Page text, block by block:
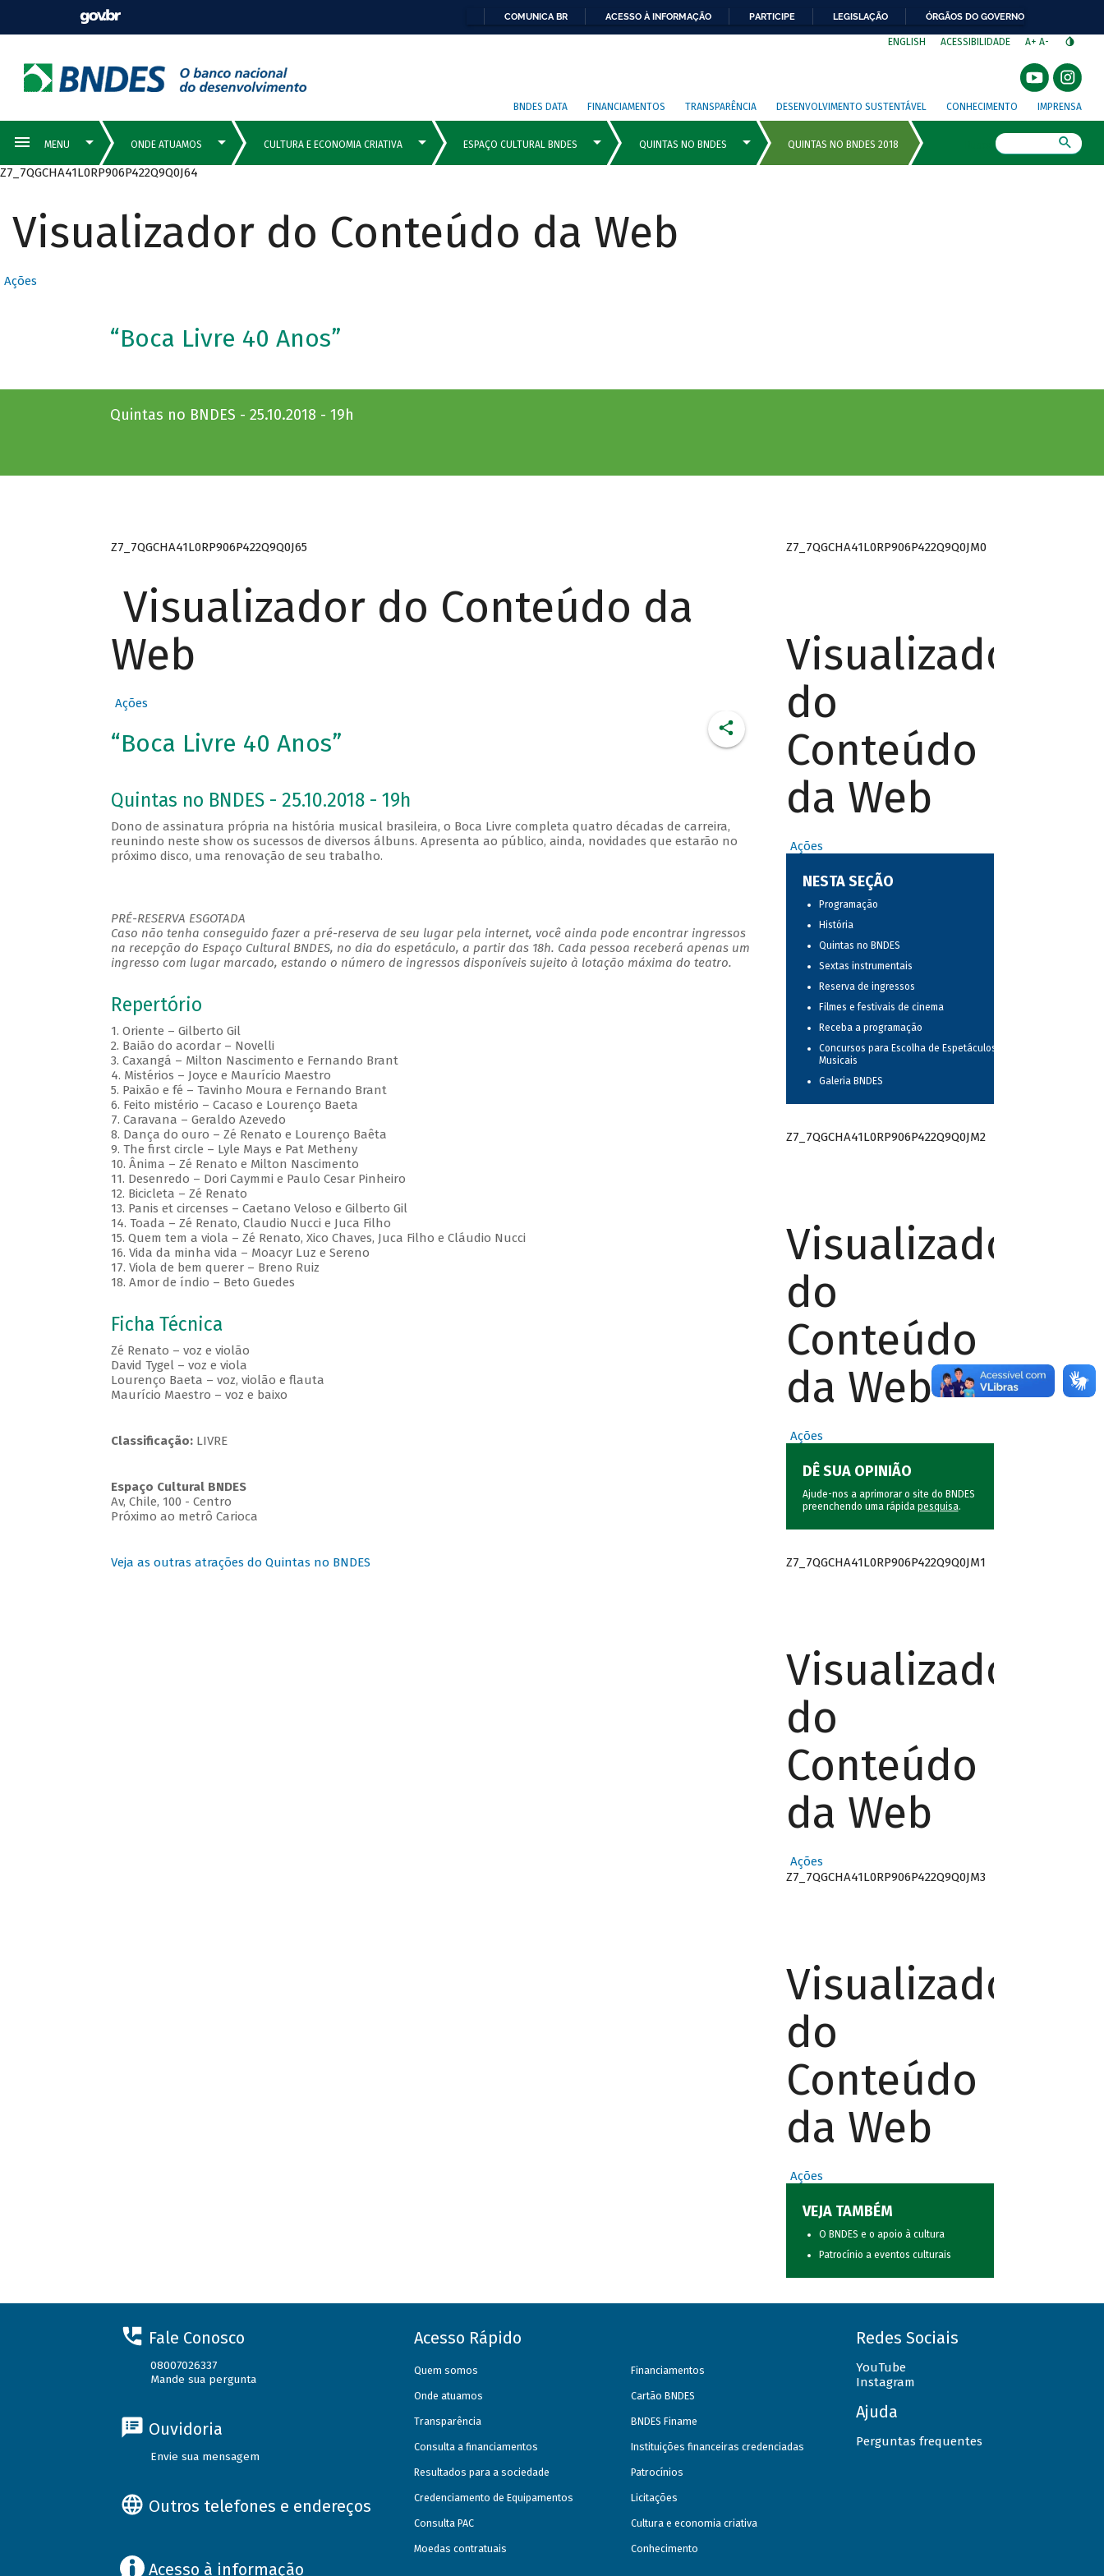
COMUNICA BR ACESSO À INFORMAÇÃO PARTICIPE LEGISLAÇÃO ÓRGÃOS DO GOVERNO
ENGLISH ACESSIBILIDADE A+ A-
BNDES DATA FINANCIAMENTOS TRANSPARÊNCIA DESENVOLVIMENTO SUSTENTÁVEL CONHECIMENTO IMPRENSA
Z7_7QGCHA41L0RP906P422Q9Q0J64
Visualizador do Conteúdo da Web
Ações
“Boca Livre 40 Anos”
Quintas no BNDES - 25.10.2018 - 19h
Z7_7QGCHA41L0RP906P422Q9Q0J65
Visualizador do Conteúdo da
Web
Ações
“Boca Livre 40 Anos”
Quintas no BNDES - 25.10.2018 - 19h
Dono de assinatura própria na história musical brasileira, o Boca Livre completa quatro décadas de carreira,
reunindo neste show os sucessos de diversos álbuns. Apresenta ao público, ainda, novidades que estarão no
próximo disco, uma renovação de seu trabalho.
PRÉ-RESERVA ESGOTADA
Caso não tenha conseguido fazer a pré-reserva de seu lugar pela internet, você ainda pode encontrar ingressos
na recepção do Espaço Cultural BNDES, no dia do espetáculo, a partir das 18h. Cada pessoa receberá apenas um
ingresso com lugar marcado, estando o número de ingressos disponíveis sujeito à lotação máxima do teatro.
Repertório
1. Oriente – Gilberto Gil
2. Baião do acordar – Novelli
3. Caxangá – Milton Nascimento e Fernando Brant
4. Mistérios – Joyce e Maurício Maestro
5. Paixão e fé – Tavinho Moura e Fernando Brant
6. Feito mistério – Cacaso e Lourenço Baeta
7. Caravana – Geraldo Azevedo
8. Dança do ouro – Zé Renato e Lourenço Baêta
9. The first circle – Lyle Mays e Pat Metheny
10. Ânima – Zé Renato e Milton Nascimento
11. Desenredo – Dori Caymmi e Paulo Cesar Pinheiro
12. Bicicleta – Zé Renato
13. Panis et circenses – Caetano Veloso e Gilberto Gil
14. Toada – Zé Renato, Claudio Nucci e Juca Filho
15. Quem tem a viola – Zé Renato, Xico Chaves, Juca Filho e Cláudio Nucci
16. Vida da minha vida – Moacyr Luz e Sereno
17. Viola de bem querer – Breno Ruiz
18. Amor de índio – Beto Guedes
Ficha Técnica
Zé Renato – voz e violão
David Tygel – voz e viola
Lourenço Baeta – voz, violão e flauta
Maurício Maestro – voz e baixo
Classificação: LIVRE
Espaço Cultural BNDES
Av, Chile, 100 - Centro
Próximo ao metrô Carioca
Veja as outras atrações do Quintas no BNDES
Z7_7QGCHA41L0RP906P422Q9Q0JM0
Visualizador
do
Conteúdo
da Web
Ações
NESTA SEÇÃO
Programação
História
Quintas no BNDES
Sextas instrumentais
Reserva de ingressos
Filmes e festivais de cinema
Receba a programação
Concursos para Escolha de Espetáculos
Musicais
Galeria BNDES
Z7_7QGCHA41L0RP906P422Q9Q0JM2
Visualizador
do
Conteúdo
da Web
Ações
DÊ SUA OPINIÃO
Ajude-nos a aprimorar o site do BNDES
preenchendo uma rápida pesquisa.
Z7_7QGCHA41L0RP906P422Q9Q0JM1
Visualizador
do
Conteúdo
da Web
Ações
Z7_7QGCHA41L0RP906P422Q9Q0JM3
Visualizador
do
Conteúdo
da Web
Ações
VEJA TAMBÉM
O BNDES e o apoio à cultura
Patrocínio a eventos culturais
Fale Conosco
08007026337
Mande sua pergunta
Ouvidoria
Envie sua mensagem
Outros telefones e endereços
Acesso à informação
Acesso Rápido
Quem somos
Onde atuamos
Transparência
Consulta a financiamentos
Resultados para a sociedade
Credenciamento de Equipamentos
Consulta PAC
Moedas contratuais
Financiamentos
Cartão BNDES
BNDES Finame
Instituições financeiras credenciadas
Patrocínios
Licitações
Cultura e economia criativa
Conhecimento
Redes Sociais
YouTube
Instagram
Ajuda
Perguntas frequentes